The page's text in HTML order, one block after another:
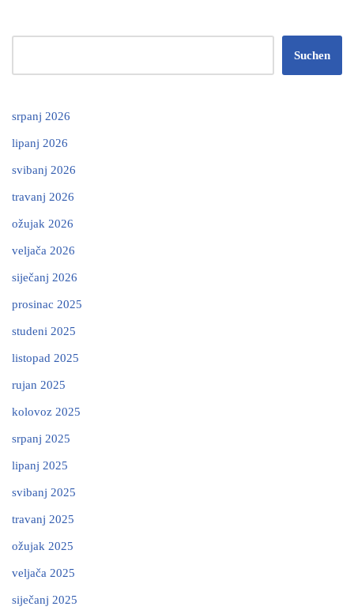
Suchen
srpanj 2026
lipanj 2026
svibanj 2026
travanj 2026
ožujak 2026
veljača 2026
siječanj 2026
prosinac 2025
studeni 2025
listopad 2025
rujan 2025
kolovoz 2025
srpanj 2025
lipanj 2025
svibanj 2025
travanj 2025
ožujak 2025
veljača 2025
siječanj 2025